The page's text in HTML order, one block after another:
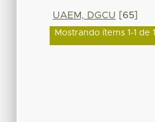
UAEM, DGCU [65]
Mostrando ítems 1-1 de 1